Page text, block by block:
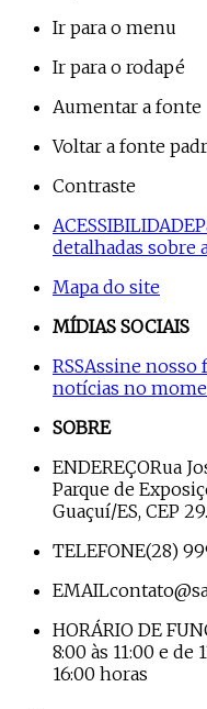
Ir para o menu
Ir para o rodapé
Aumentar a fonte
Voltar a fonte
Contraste
ACESSIBILIDADE
detalhadas sobre
Mapa do site
MÍDIAS SOCIAIS
RSSAssine nosso
notícias no
SOBRE
ENDEREÇORua
Parque de
Guaçuí/ES, CEP
TELEFONE(28)
EMAIL
HORÁRIO DE
8:00 às 11:00 e de
16:00 horas